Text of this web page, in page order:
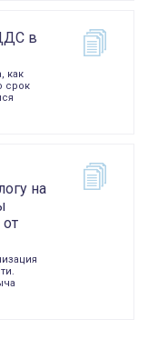
в
как
срок
на